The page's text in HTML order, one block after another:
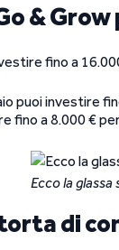
& Grow
fino a
puoi investire
fino a 8.000 €
Ecco la
di